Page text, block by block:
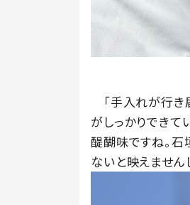
「手入れが行き
がしっかりできて
醍醐味ですね。石
ないと映えません